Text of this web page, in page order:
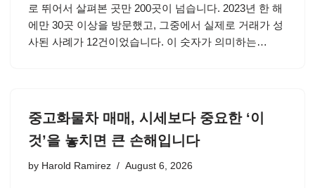
로 뛰어서 살펴본 곳만 200곳이 넘습니다. 2023년 한 해
에만 30곳 이상을 방문했고, 그중에서 실제로 거래가 성
사된 사례가 12건이었습니다. 이 숫자가 의미하는…
중고화물차 매매, 시세보다 중요한 ‘이
것’을 놓치면 큰 손해입니다
by Harold Ramirez August 6, 2026